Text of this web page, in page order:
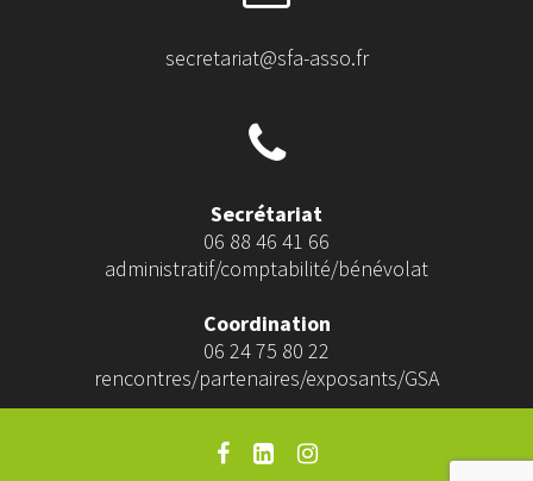
secretariat@sfa-asso.fr
Secrétariat
06 88 46 41 66
administratif/comptabilité/bénévolat
Coordination
06 24 75 80 22
rencontres/partenaires/exposants/GSA